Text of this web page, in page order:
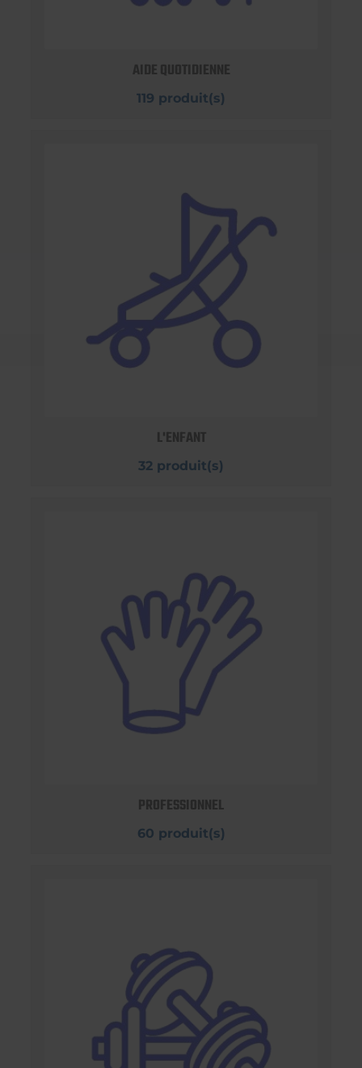
AIDE QUOTIDIENNE
119 produit(s)
L'ENFANT
32 produit(s)
PROFESSIONNEL
60 produit(s)